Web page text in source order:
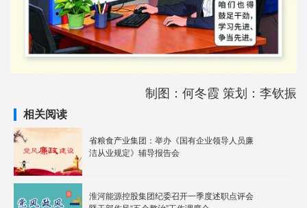
制图：何冬霞 策划：李钦振
相关阅读
省粮食产业集团：举办《国有企业领导人员廉
洁从业规定》辅导报告会
淮河能源控股集团纪委召开一季度述职点评会